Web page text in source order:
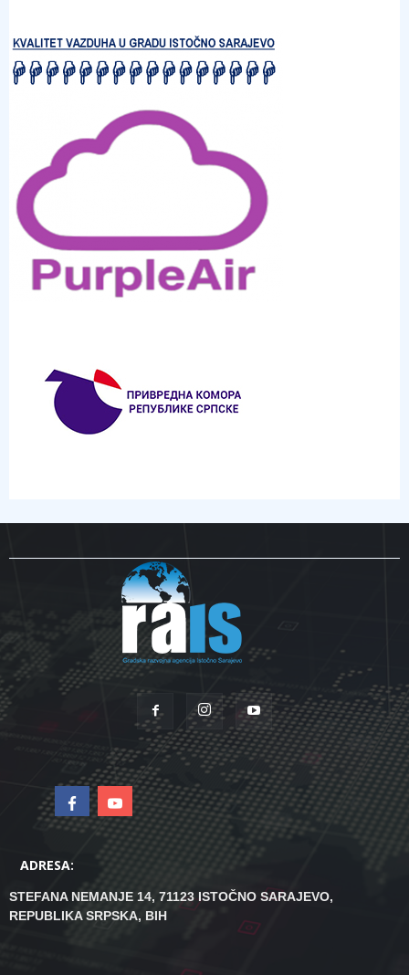
ADRESA:
STEFANA NEMANJE 14, 71123 ISTOČNO SARAJEVO,
REPUBLIKA SRPSKA, BIH